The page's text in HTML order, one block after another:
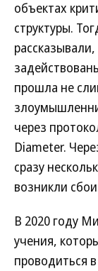
объектах
структуры.
прошла не
через
Diameter.
сразу
возникли
В 2020 году
учения,
проводиться